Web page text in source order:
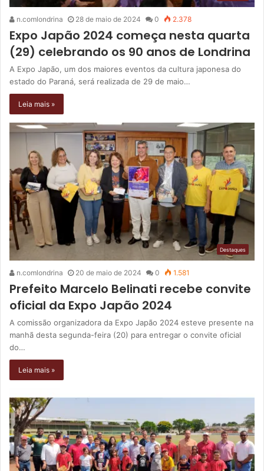
n.comlondrina 28 de maio de 2024 0 2.378
Expo Japão 2024 começa nesta quarta
(29) celebrando os 90 anos de Londrina
A Expo Japão, um dos maiores eventos da cultura japonesa do
estado do Paraná, será realizada de 29 de maio…
Leia mais »
Destaques
n.comlondrina 20 de maio de 2024 0 1.581
Prefeito Marcelo Belinati recebe convite
oficial da Expo Japão 2024
A comissão organizadora da Expo Japão 2024 esteve presente na
manhã desta segunda-feira (20) para entregar o convite oficial
do…
Leia mais »